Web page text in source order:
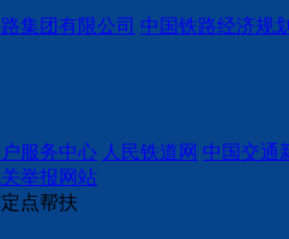
集团有限公司 中国铁路经济规
服务中心 人民铁道网 中国交通
举报网站
点帮扶